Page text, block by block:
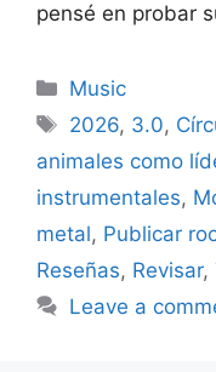
pensé en probar
Categories
Music
Tags
2026, 3.0,
animales como
instrumentales,
metal, Publicar
Reseñas, Revisar,
Leave a